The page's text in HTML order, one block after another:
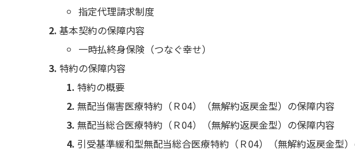
指定代理請求制度
基本契約の保障内容
一時払終身保険（つなぐ幸せ）
特約の保障内容
特約の概要
無配当傷害医療特約（Ｒ04）（無解約返戻金型）の保障内容
無配当総合医療特約（Ｒ04）（無解約返戻金型）の保障内容
引受基準緩和型無配当総合医療特約（Ｒ04）（無解約返戻金型